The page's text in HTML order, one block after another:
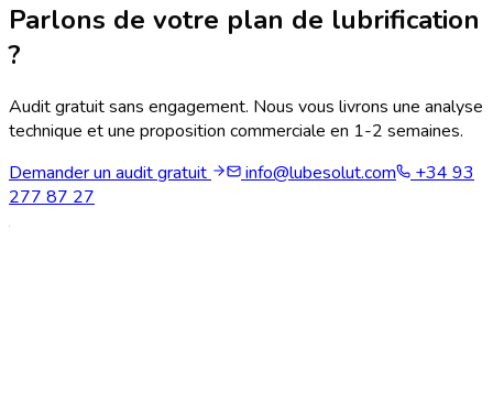
Parlons de votre plan de lubrification
?
Audit gratuit sans engagement. Nous vous livrons une analyse
technique et une proposition commerciale en 1-2 semaines.
Demander un audit gratuit
info@lubesolut.com
+34 93
277 87 27